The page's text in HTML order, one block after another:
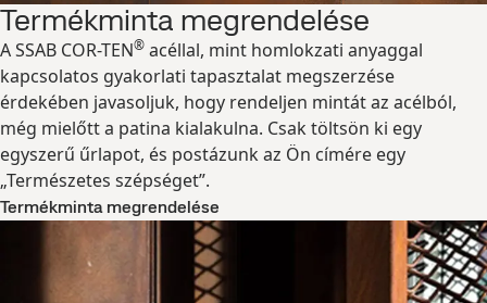
Termékminta megrendelése
A SSAB COR-TEN® acéllal, mint homlokzati anyaggal
kapcsolatos gyakorlati tapasztalat megszerzése
érdekében javasoljuk, hogy rendeljen mintát az acélból,
még mielőtt a patina kialakulna. Csak töltsön ki egy
egyszerű űrlapot, és postázunk az Ön címére egy
„Természetes szépséget”.
Termékminta megrendelése